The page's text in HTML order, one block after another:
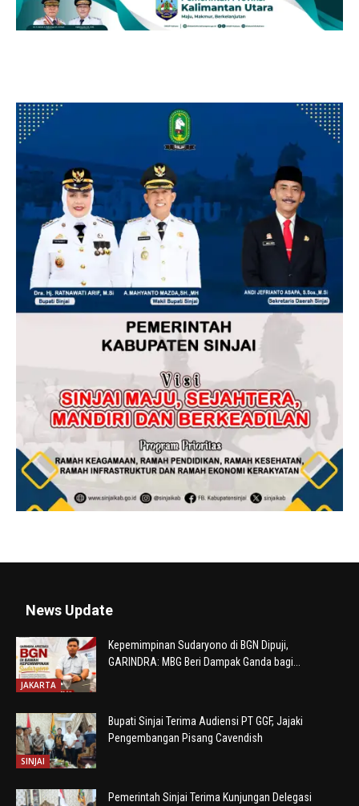
News Update
JAKARTA
Kepemimpinan Sudaryono di BGN Dipuji,
GARINDRA: MBG Beri Dampak Ganda bagi...
SINJAI
Bupati Sinjai Terima Audiensi PT GGF, Jajaki
Pengembangan Pisang Cavendish
Pemerintah Sinjai Terima Kunjungan Delegasi